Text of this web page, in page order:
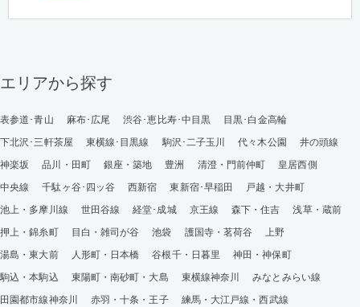
エリアから探す
表参道･青山 麻布･広尾 渋谷･恵比寿･中目黒
目黒･白金高輪
下北沢･三軒茶屋
東横線･目黒線 駒沢･二子玉川 代々木公園
井の頭線
神楽坂
品川・田町 銀座・築地 豊洲 清澄・門前仲町
皇居西側
中央線
千駄ヶ谷･四ッ谷 西新宿 東新宿･早稲田
戸越・大井町
池上・多摩川線
世田谷線 経堂･成城 京王線 森下・住吉
浅草・蔵前
押上・錦糸町
目白・雑司が谷 池袋 護国寺・茗荷谷
上野
湯島・東大前
人形町・日本橋 谷根千・日暮里
神田・神保町
駒込・本駒込
東陽町・南砂町・大島 東横線神奈川
みなとみらい線
田園都市線神奈川
赤羽・十条・王子
練馬・大江戸線・西武線